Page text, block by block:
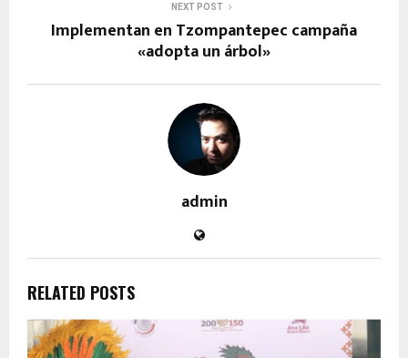
NEXT POST
Implementan en Tzompantepec campaña
«adopta un árbol»
admin
RELATED POSTS